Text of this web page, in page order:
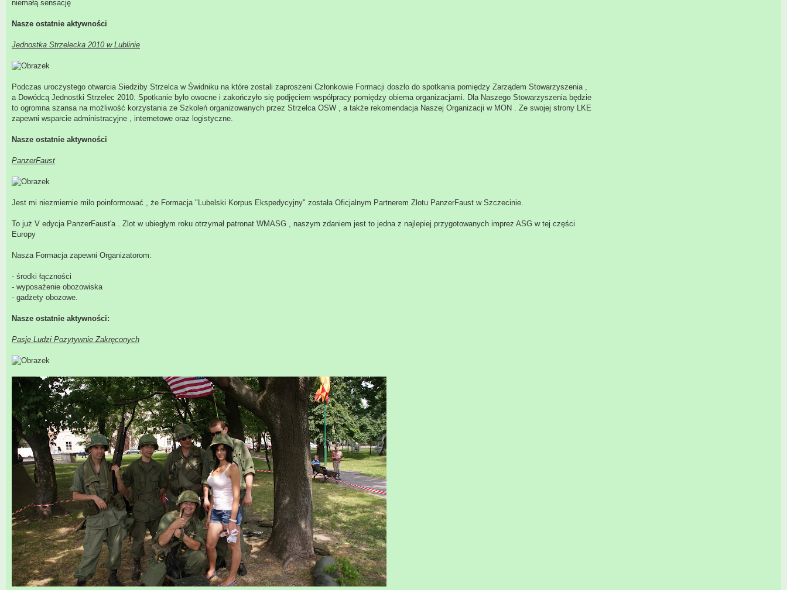
niemałą sensację
Nasze ostatnie aktywności
Jednostka Strzelecka 2010 w Lublinie
Podczas uroczystego otwarcia Siedziby Strzelca w Świdniku na które zostali zaproszeni Członkowie Formacji doszło do spotkania pomiędzy Zarządem Stowarzyszenia ,
a Dowódcą Jednostki Strzelec 2010. Spotkanie było owocne i zakończyło się podjęciem współpracy pomiędzy obiema organizacjami. Dla Naszego Stowarzyszenia będzie
to ogromna szansa na możliwość korzystania ze Szkoleń organizowanych przez Strzelca OSW , a także rekomendacja Naszej Organizacji w MON . Ze swojej strony LKE
zapewni wsparcie administracyjne , internetowe oraz logistyczne.
Nasze ostatnie aktywności
PanzerFaust
Jest mi niezmiernie milo poinformować , że Formacja "Lubelski Korpus Ekspedycyjny" została Oficjalnym Partnerem Zlotu PanzerFaust w Szczecinie.
To już V edycja PanzerFaust'a . Zlot w ubiegłym roku otrzymał patronat WMASG , naszym zdaniem jest to jedna z najlepiej przygotowanych imprez ASG w tej części
Europy
Nasza Formacja zapewni Organizatorom:
- środki łączności
- wyposażenie obozowiska
- gadżety obozowe.
Nasze ostatnie aktywności:
Pasje Ludzi Pozytywnie Zakręconych